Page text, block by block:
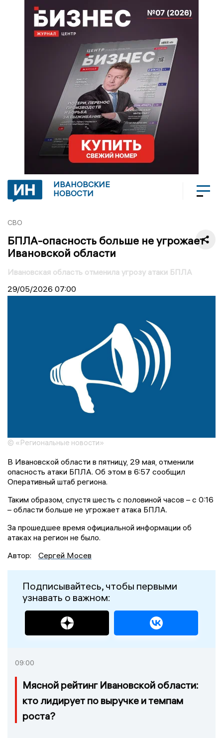
ИВАНОВСКИЕ
НОВОСТИ
СВО
БПЛА-опасность больше не угрожает
Ивановской области
Ивановская область отменила угрозу атаки БПЛА
29/05/2026 07:00
© «Региональные новости»
В Ивановской области в пятницу, 29 мая, отменили
опасность атаки БПЛА. Об этом в 6:57 сообщил
Оперативный штаб региона.
Таким образом, спустя шесть с половиной часов – с 0:16
– области больше не угрожает атака БПЛА.
За прошедшее время официальной информации об
атаках на регион не было.
Автор:
Сергей Мосев
Подписывайтесь, чтобы первыми
узнавать о важном:
09:00
Мясной рейтинг Ивановской области:
кто лидирует по выручке и темпам
роста?